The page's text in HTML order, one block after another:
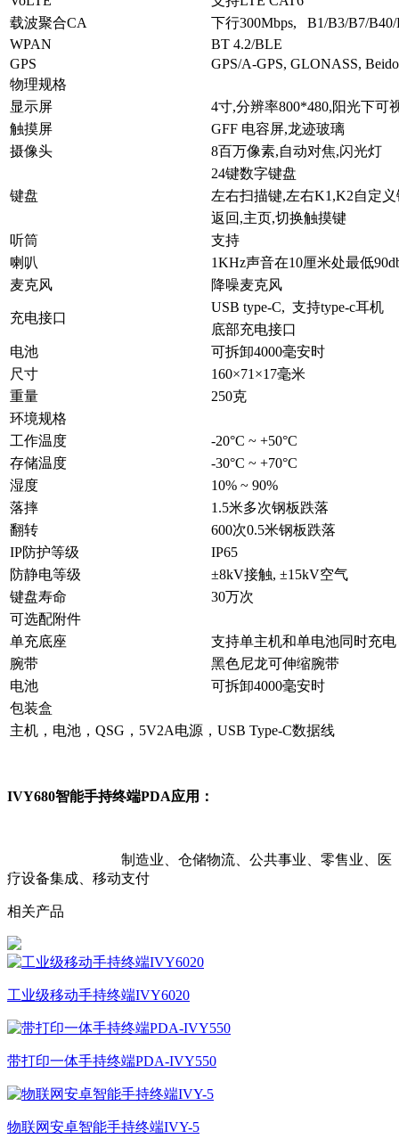
载波聚合CA
下行300Mbps, B1/B3/B7/B40/
WPAN
BT 4.2/BLE
GPS
GPS/A-GPS, GLONASS,
物理规格
显示屏
4寸,分辨率800*480,阳光下可
触摸屏
GFF 电容屏,龙迹玻璃
摄像头
8百万像素,自动对焦,闪光灯
键盘
24键数字键盘
左右扫描键,左右K1,K2自定义
返回,主页,切换触摸键
听筒
支持
喇叭
1KHz声音在10厘米处最低
麦克风
降噪麦克风
充电接口
USB type-C, 支持type-c耳机
底部充电接口
电池
可拆卸4000毫安时
尺寸
160×71×17毫米
重量
250克
环境规格
工作温度
-20°C ~ +50°C
存储温度
-30°C ~ +70°C
湿度
10% ~ 90%
落摔
1.5米多次钢板跌落
翻转
600次0.5米钢板跌落
IP防护等级
IP65
防静电等级
±8kV接触, ±15kV空气
键盘寿命
30万次
可选配附件
单充底座
支持单主机和单电池同时充电
腕带
黑色尼龙可伸缩腕带
电池
可拆卸4000毫安时
包装盒
主机，电池，QSG，5V2A电源，USB Type-C数据线
IVY680智能手持终端PDA应用：
制造业、仓储物流、公共事业、零售业、医
疗设备集成、移动支付
相关产品
工业级移动手持终端IVY6020
带打印一体手持终端PDA-IVY550
物联网安卓智能手持终端IVY-5